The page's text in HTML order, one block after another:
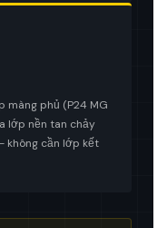
màng phủ (P24 MG
lớp nền tan chảy
không cần lớp kết